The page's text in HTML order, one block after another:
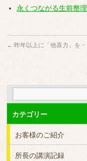
永くつながる生前整
← 昨年以上に「他喜力」を・
カテゴリー
お客様のご紹介
所長の講演記録